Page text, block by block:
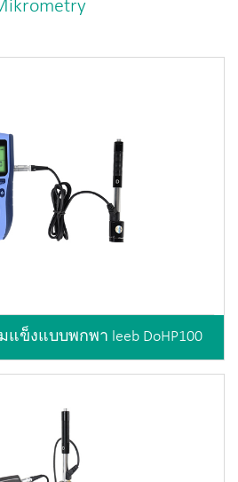
ข็งแบบพกพา leeb DoHP100